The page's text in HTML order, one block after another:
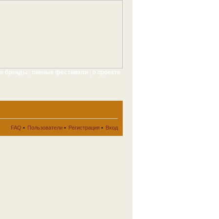
бренды пивные фестивали о проекте
FAQ • Пользователи • Регистрация • Вход